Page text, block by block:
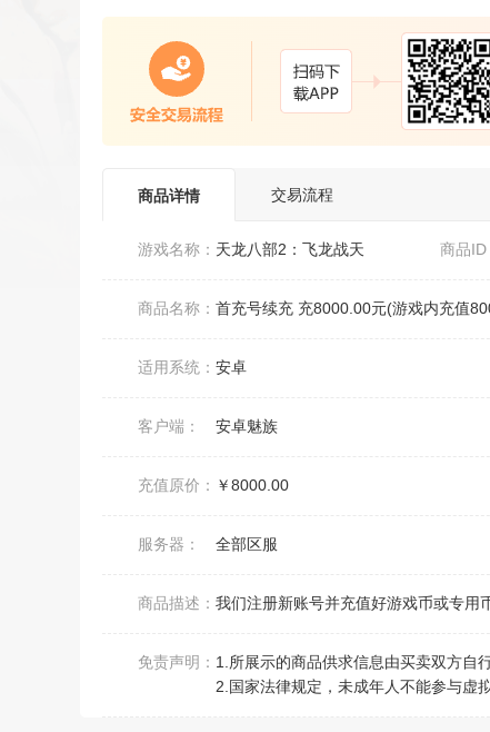
商品详情 交易流程
游戏名称： 天龙八部2：飞龙战天 商品ID
商品名称： 首充号续充 充8000.00元(游戏内充值
适用系统： 安卓
客户端： 安卓魅族
充值原价： ￥8000.00
服务器： 全部区服
商品描述： 我们注册新账号并充值好游戏币或专用
免责声明： 1.所展示的商品供求信息由买卖双方自
2.国家法律规定，未成年人不能参与虚